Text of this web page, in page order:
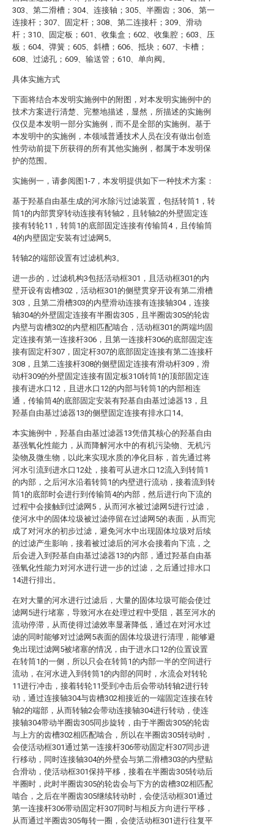
303、第二滑槽；304、连接轴；305、半圈齿；306、第一
连接杆；307、固定杆；308、第二连接杆；309、滑动
杆；310、固定板；601、收集盒；602、收集腔；603、压
板；604、弹簧；605、斜槽；606、抵块；607、卡槽；
608、过滤孔；609、输送管；610、单向阀。
具体实施方式
下面将结合本发明实施例中的附图，对本发明实施例中的
技术方案进行清楚、完整地描述，显然，所描述的实施例
仅仅是本发明一部分实施例，而不是全部的实施例。基于
本发明中的实施例，本领域普通技术人员在没有做出创造
性劳动前提下所获得的所有其他实施例，都属于本发明保
护的范围。
实施例一，请参阅图1-7，本发明提供如下一种技术方案：
基于羟基自由基生成的河水除污过滤装置，包括转筒1，转
筒1的内部贯穿转动连接有转轴2，且转轴2的外壁固定连
接有转轮11，转筒1的底部固定连接有传输筒4，且传输筒
4的内壁固定安装有过滤网5。
转轴2的端部设置有过滤机构3。
进一步的，过滤机构3包括活动框301，且活动框301的内
壁开设有齿槽302，活动框301的侧壁贯穿开设有第二滑槽
303，且第二滑槽303的内壁滑动连接有连接轴304，连接
轴304的外壁固定连接有半圈齿305，且半圈齿305的轮齿
内壁与齿槽302的内壁相匹配啮合，活动框301的两端均固
定连接有第一连接杆306，且第一连接杆306的底部固定连
接有固定杆307，固定杆307的底部固定连接有第二连接杆
308，且第二连接杆308的侧壁固定连接有滑动杆309，滑
动杆309的外壁固定连接有固定板310转筒1的顶部固定连
接有进水口12，且进水口12的内部与转筒1的内部相连
通，传输筒4的底部固定安装有羟基自由基过滤器13，且
羟基自由基过滤器13的侧壁固定连接有排水口14。
本实施例中，羟基自由基过滤器13凭借其核心的羟基自由
基强氧化性能力，从而降解河水中的有机污染物、无机污
染物及微生物，以此来实现水质的净化目标，首先通过将
河水引流到进水口12处，接着可从进水口12流入到转筒1
的内部，之后河水沿着转筒1的内壁进行流动，接着流到转
筒1的底部时会进行到传输筒4的内部，然后进行向下流的
过程中会接触到过滤网5，从而河水被过滤网5进行过滤，
使河水中的固体垃圾被过滤停留在过滤网5的表面，从而完
成了对河水的初步过滤，避免河水中出现固体垃圾对后续
的过滤产生影响，接着被过滤后的河水会接着向下流，之
后会进入到羟基自由基过滤器13的内部，通过羟基自由基
强氧化性能力对河水进行进一步的过滤，之后通过排水口
14进行排出。
在对大量的河水进行过滤后，大量的固体垃圾可能会使过
滤网5进行堵塞，导致河水在处理过程中受阻，甚至河水的
流动停滞，从而使得过滤效率显著降低，通过在对河水过
滤的同时能够对过滤网5表面的固体垃圾进行清理，能够避
免出现过滤网5被堵塞的情况，由于进水口12的位置设置
在转筒1的一侧，所以只会在转筒1的内部一半的空间进行
流动，在河水进入到转筒1的内部的同时，水流会对转轮
11进行冲击，接着转轮11受到冲击后会带动转轴2进行转
动，通过连接轴304与齿槽302相接近的一端固定连接在转
轴2的端部，从而转轴2会带动连接轴304进行转动，使连
接轴304带动半圈齿305同步旋转，由于半圈齿305的轮齿
与上方的齿槽302相匹配啮合，所以在半圈齿305转动时，
会使活动框301通过第一连接杆306带动固定杆307同步进
行移动，同时连接轴304的外壁会与第二滑槽303的内壁贴
合滑动，使活动框301保持平移，接着在半圈齿305转动后
半圈时，此时半圈齿305的轮齿会与下方的齿槽302相匹配
啮合，之后在半圈齿305继续转动时，会使活动框301通过
第一连接杆306带动固定杆307同时与相反方向进行平移，
从而通过半圈齿305每转一圈，会使活动框301进行往复平